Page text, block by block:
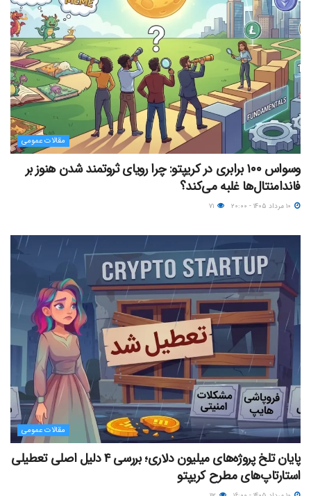
مقالات عمومی
وسواس ۱۰۰ برابری در کریپتو: چرا رویای ثروتمند شدن هنوز بر
فاندامنتال‌ها غلبه می‌کند؟
مقالات عمومی
پایان تلخ پروژه‌های میلیون دلاری؛ بررسی ۴ دلیل اصلی تعطیلی
استارتاپ‌های مطرح کریپتو